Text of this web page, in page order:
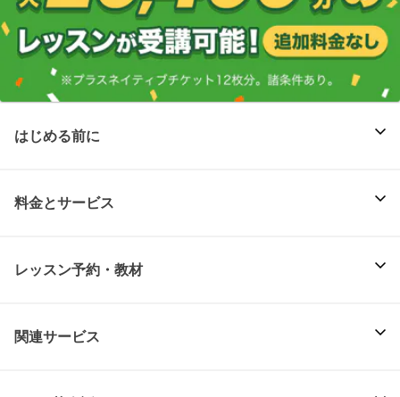
はじめる前に
料金とサービス
レッスン予約・教材
関連サービス